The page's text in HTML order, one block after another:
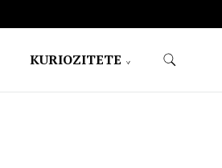
KURIOZITETE